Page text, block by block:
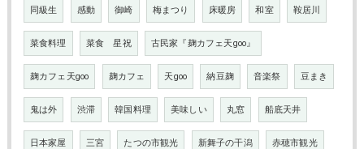
同級生 感動 御崎 梅まつり 床暖房 和室 鞍居川
菜食料理 菜食 星祝 古民家『麹カフェ天goo』
麹カフェ天goo 麹カフェ 天goo 納豆麹 音楽祭 豆まき
鬼は外 渋滞 韓国料理 美味しい 丸窓 船底天井
日本家屋 三宮 たつの市観光 新舞子の干潟 赤穂市観光